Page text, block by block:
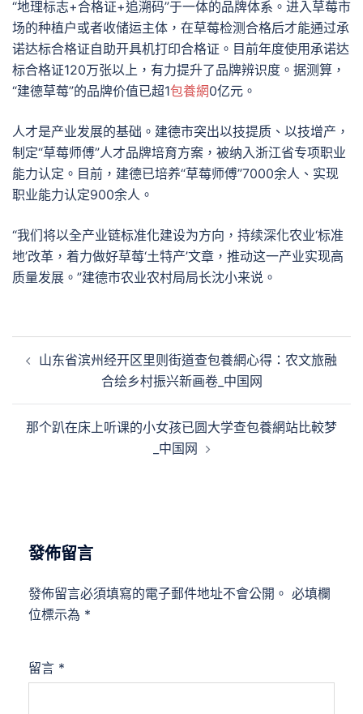
“地理标志+合格证+追溯码”于一体的品牌体系。进入草莓市
场的种植户或者收储运主体，在草莓检测合格后才能通过承
诺达标合格证自助开具机打印合格证。目前年度使用承诺达
标合格证120万张以上，有力提升了品牌辨识度。据测算，
“建德草莓”的品牌价值已超1包養網0亿元。
人才是产业发展的基础。建德市突出以技提质、以技增产，
制定“草莓师傅”人才品牌培育方案，被纳入浙江省专项职业
能力认定。目前，建德已培养“草莓师傅”7000余人、实现
职业能力认定900余人。
“我们将以全产业链标准化建设为方向，持续深化农业‘标准
地’改革，着力做好草莓‘土特产’文章，推动这一产业实现高
质量发展。”建德市农业农村局局长沈小来说。
章 山东省滨州经开区里则街道查包養網心得：农文旅融
合绘乡村振兴新画卷_中国网
那个趴在床上听课的小女孩已圆大学查包養網站比較梦
_中国网
發佈留言
發佈留言必須填寫的電子郵件地址不會公開。 必填欄
位標示為 *
留言 *